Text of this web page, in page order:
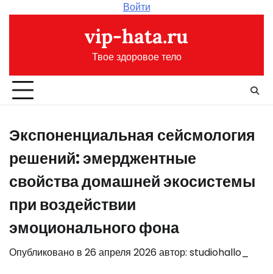
Войти
vip-hata.ru
Твое здоровое тело
Экспоненциальная сейсмология
решений: эмерджентные
свойства домашней экосистемы
при воздействии
эмоционального фона
Опубликовано в 26 апреля 2026автор: studiohallo_